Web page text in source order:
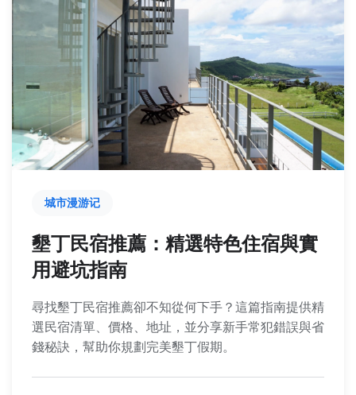
城市漫游记
墾丁民宿推薦：精選特色住宿與實
用避坑指南
尋找墾丁民宿推薦卻不知從何下手？這篇指南提供精
選民宿清單、價格、地址，並分享新手常犯錯誤與省
錢秘訣，幫助你規劃完美墾丁假期。